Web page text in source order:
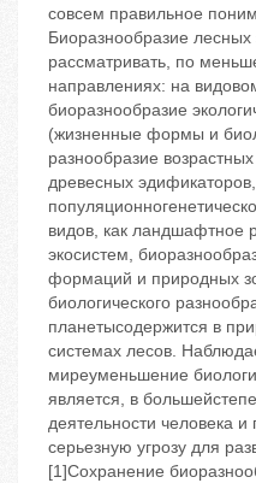
совсем правильное
Биоразнообразие
рассматривать, по
направлениях: на
биоразнообразие
(жизненные формы и
разнообразие
древесных
видов, как ландшафтное
экосистем,
формаций и природных
биологического
планетысодержится в
системах лесов.
миреуменьшение
является, в
деятельности человека и
серьезную угрозу для
[1]Сохранение